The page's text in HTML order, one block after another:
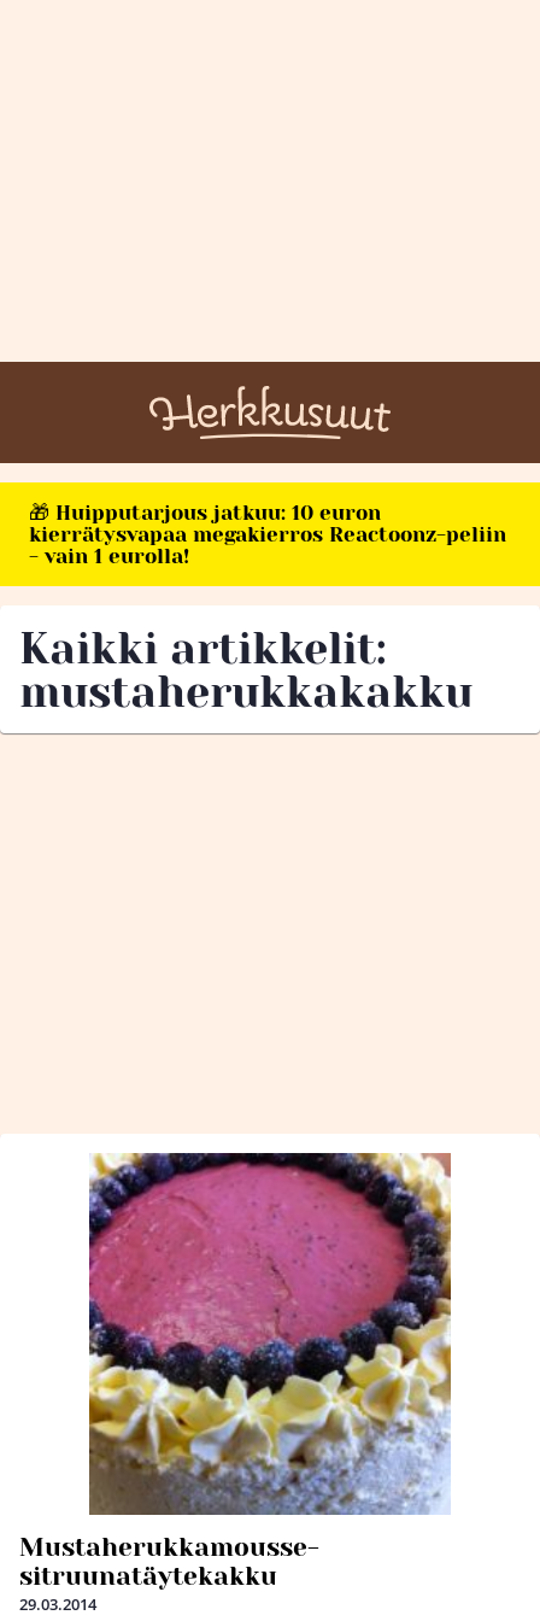
🎁 Huipputarjous jatkuu: 10 euron
kierrätysvapaa megakierros Reactoonz-peliin
- vain 1 eurolla!
Kaikki artikkelit:
mustaherukkakakku
Mustaherukkamousse-
sitruunatäytekakku
29.03.2014